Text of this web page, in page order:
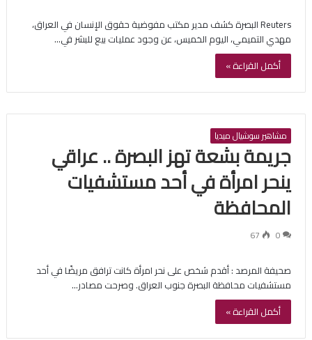
Reuters البصرة كشف مدير مكتب مفوضية حقوق الإنسان في العراق،
مهدي التميمي، اليوم الخميس، عن وجود عمليات بيع للبشر في…
أكمل القراءة »
مشاهير سوشيال ميديا
جريمة بشعة تهز البصرة .. عراقي
ينحر امرأة في أحد مستشفيات
المحافظة
0
67
صحيفة المرصد : أقدم شخص على نحر امرأة كانت ترافق مريضًا في أحد
مستشفيات محافظة البصرة جنوب العراق. وصرحت مصادر…
أكمل القراءة »